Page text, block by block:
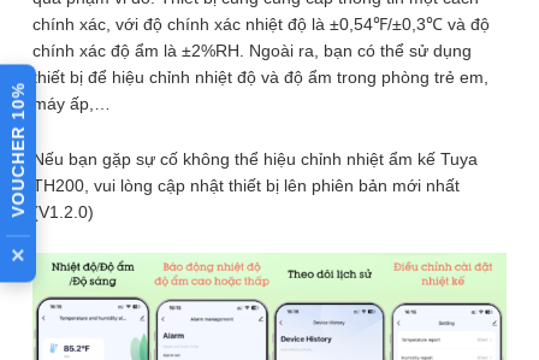
chính xác, với độ chính xác nhiệt độ là ±0,54℉/±0,3℃ và độ
chính xác độ ẩm là ±2%RH. Ngoài ra, bạn có thể sử dụng
thiết bị để hiệu chỉnh nhiệt độ và độ ẩm trong phòng trẻ em,
máy ấp,…
Nếu bạn gặp sự cố không thể hiệu chỉnh nhiệt ẩm kế Tuya
TH200, vui lòng cập nhật thiết bị lên phiên bản mới nhất
(V1.2.0)
VOUCHER 10%
×